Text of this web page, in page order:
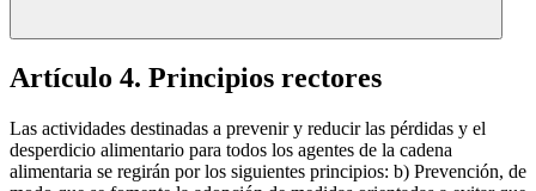
Artículo 4. Principios rectores
Las actividades destinadas a prevenir y reducir las pérdidas y el
desperdicio alimentario para todos los agentes de la cadena
alimentaria se regirán por los siguientes principios: b) Prevención, de